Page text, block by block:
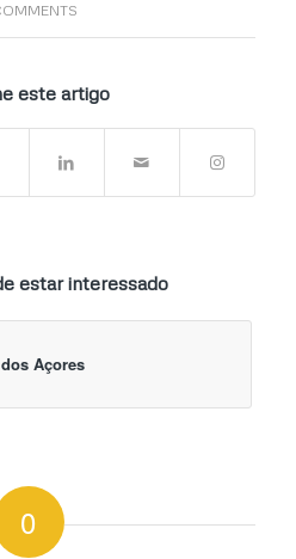
este artigo
estar interessado
Açores
0